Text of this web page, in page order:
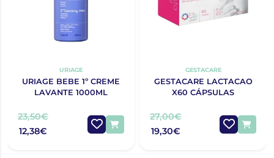
URIAGE
URIAGE BEBE 1º CREME
LAVANTE 1000ML
23,50€
12,38€
GESTACARE
GESTACARE LACTACAO
X60 CÁPSULAS
27,00€
19,30€